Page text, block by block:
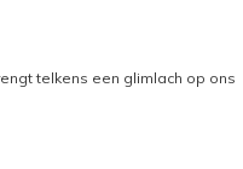
telkens een glimlach op ons